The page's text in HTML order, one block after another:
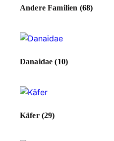
Andere Familien (68)
Danaidae(10)
Käfer (29)